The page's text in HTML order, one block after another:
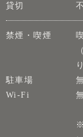
貸切
禁煙・喫煙
駐車場
無
Wi-Fi
無